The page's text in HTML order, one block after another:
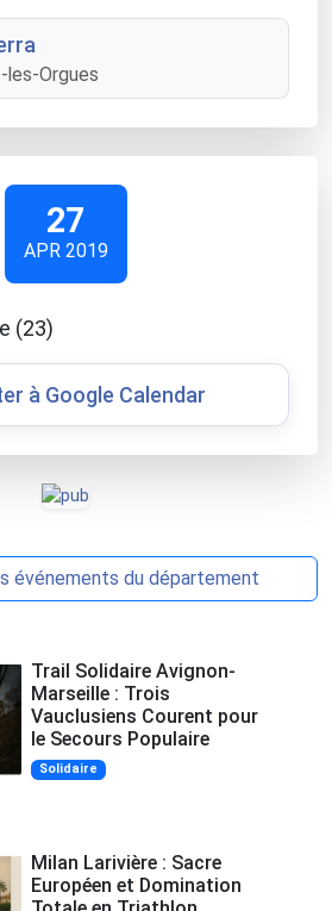
les-Orgues
27
APR 2019
(23)
à Google Calendar
événements du département
Trail Solidaire Avignon-
Marseille : Trois
Vauclusiens Courent pour
le Secours Populaire
Solidaire
Milan Larivière : Sacre
Européen et Domination